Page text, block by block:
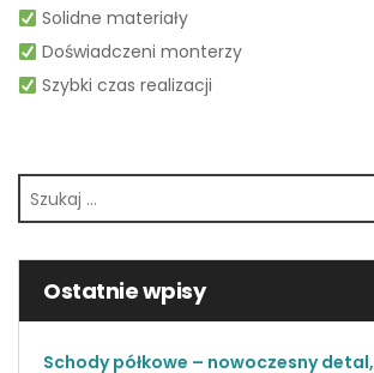
Solidne materiały
Doświadczeni monterzy
Szybki czas realizacji
Szukaj:
Search
Ostatnie wpisy
Schody półkowe – nowoczesny detal,